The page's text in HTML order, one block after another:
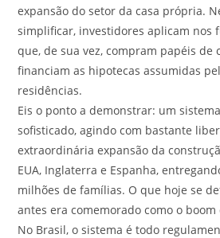
expansão do setor da casa própria.
simplificar, investidores aplicam nos
que, de sua vez, compram papéis de
financiam as hipotecas assumidas
residências.
Eis o ponto a demonstrar: um
sofisticado, agindo com bastante
extraordinária expansão da
EUA, Inglaterra e Espanha,
milhões de famílias. O que hoje se
antes era comemorado como o
No Brasil, o sistema é todo